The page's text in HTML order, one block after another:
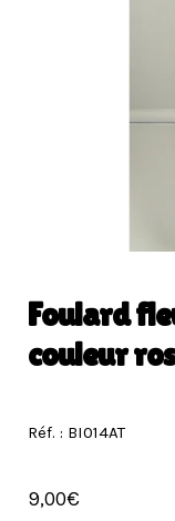
Foulard
couleur
Réf. : BI014AT
9,00€